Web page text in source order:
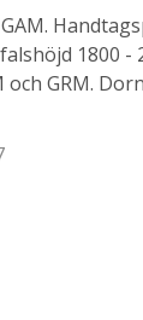
1800 -
GRM.